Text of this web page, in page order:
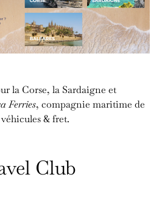
la Corse, la Sardaigne et
Ferries, compagnie maritime de
& fret.
Club